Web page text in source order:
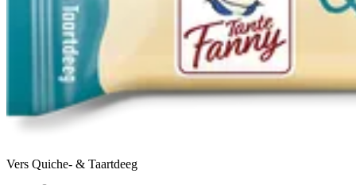
Vers Quiche- & Taartdeeg